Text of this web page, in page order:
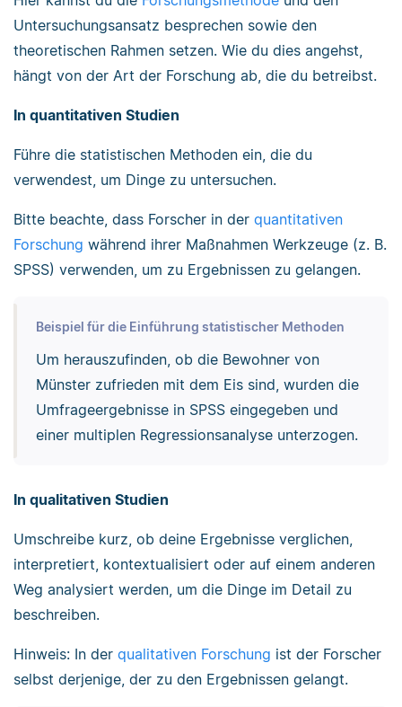
Untersuchungsansatz besprechen sowie den
theoretischen Rahmen setzen. Wie du dies angehst,
hängt von der Art der Forschung ab, die du betreibst.
In quantitativen Studien
Führe die statistischen Methoden ein, die du
verwendest, um Dinge zu untersuchen.
Bitte beachte, dass Forscher in der quantitativen
Forschung während ihrer Maßnahmen Werkzeuge (z. B.
SPSS) verwenden, um zu Ergebnissen zu gelangen.
Beispiel für die Einführung statistischer Methoden
Um herauszufinden, ob die Bewohner von
Münster zufrieden mit dem Eis sind, wurden die
Umfrageergebnisse in SPSS eingegeben und
einer multiplen Regressionsanalyse unterzogen.
In qualitativen Studien
Umschreibe kurz, ob deine Ergebnisse verglichen,
interpretiert, kontextualisiert oder auf einem anderen
Weg analysiert werden, um die Dinge im Detail zu
beschreiben.
Hinweis: In der qualitativen Forschung ist der Forscher
selbst derjenige, der zu den Ergebnissen gelangt.